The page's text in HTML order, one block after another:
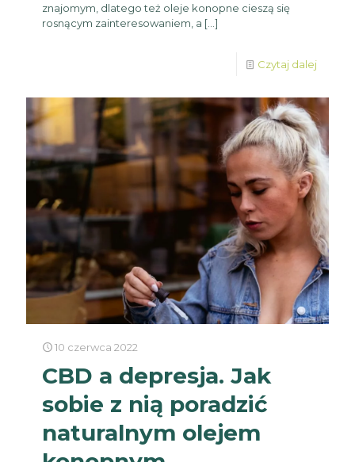
znajomym, dlatego też oleje konopne cieszą się
rosnącym zainteresowaniem, a […]
Czytaj dalej
10 czerwca 2022
CBD a depresja. Jak
sobie z nią poradzić
naturalnym olejem